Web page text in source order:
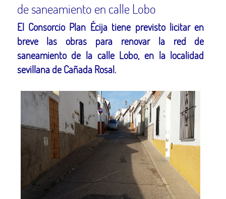
de saneamiento en calle Lobo
El Consorcio Plan Écija tiene previsto licitar en
breve las obras para renovar la red de
saneamiento de la calle Lobo, en la localidad
sevillana de Cañada Rosal.